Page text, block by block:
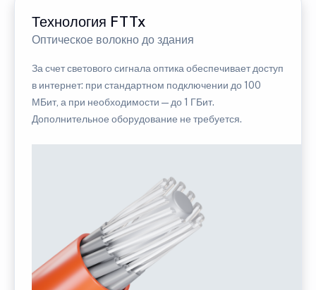
Технология FTTx
Оптическое волокно до здания
За счет светового сигнала оптика обеспечивает доступ
в интернет: при стандартном подключении до 100
МБит, а при необходимости — до 1 ГБит.
Дополнительное оборудование не требуется.